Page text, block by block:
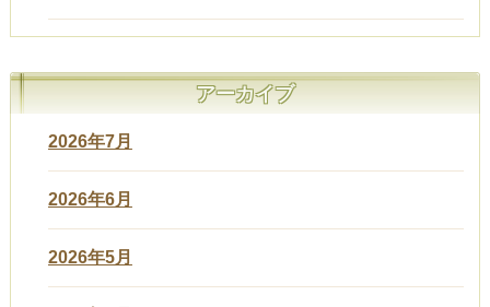
アーカイブ
2026年7月
2026年6月
2026年5月